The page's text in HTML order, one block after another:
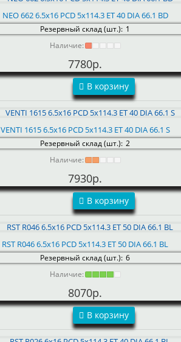
NEO 662 6.5x16 PCD 5x114.3 ET 40 DIA 66.1 BD
Резервный склад (шт.): 1
Наличие:
7780р.
В корзину
VENTI 1615 6.5x16 PCD 5x114.3 ET 40 DIA 66.1 S
Резервный склад (шт.): 2
Наличие:
7930р.
В корзину
RST R046 6.5x16 PCD 5x114.3 ET 50 DIA 66.1 BL
Резервный склад (шт.): 6
Наличие:
8070р.
В корзину